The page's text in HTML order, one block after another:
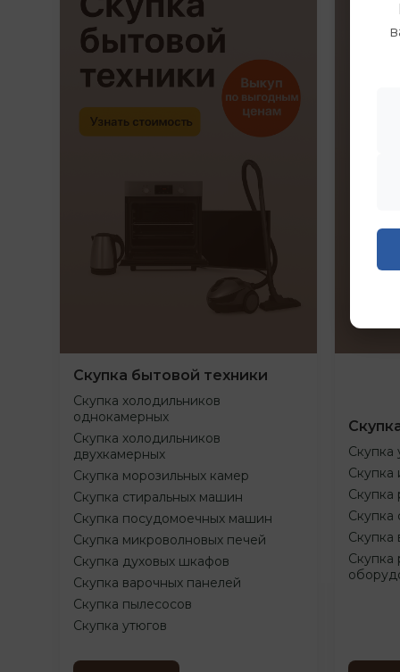
Скупка бытовой техники
Скупка холодильников
однокамерных
Скупка холодильников
двухкамерных
Скупка морозильных камер
Скупка стиральных машин
Скупка посудомоечных машин
Скупка микроволновых печей
Скупка духовых шкафов
Скупка варочных панелей
Скупка пылесосов
Скупка утюгов
Скупка
Скупка
Скупка
Скупка
Скупка
Скупка